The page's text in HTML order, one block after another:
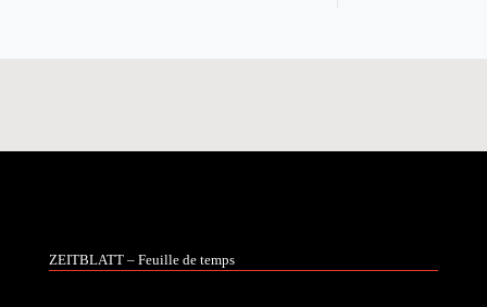
ZEITBLATT – Feuille de temps